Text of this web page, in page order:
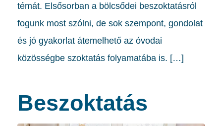
témát. Elsősorban a bölcsődei beszoktatásról
fogunk most szólni, de sok szempont, gondolat
és jó gyakorlat átemelhető az óvodai
közösségbe szoktatás folyamatába is. […]
Beszoktatás